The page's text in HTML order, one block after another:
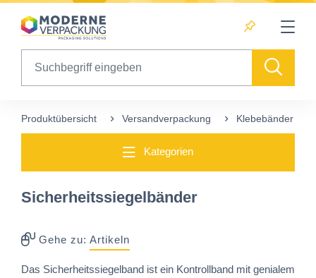
Table Of Content
Diese Produkte könnten Sie auch interessieren
Produktübersicht Versandverpackung Klebebänder
Kategorien
Sicherheitssiegelbänder
Gehe zu: Artikeln
Das Sicherheitssiegelband ist ein Kontrollband mit genialem